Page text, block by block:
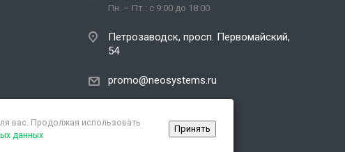
Пн. – Пт.: с 9:00 до 18:00
Петрозаводск, просп. Первомайский,
54
promo@neosystems.ru
вас. Продолжая использовать
данных
Принять